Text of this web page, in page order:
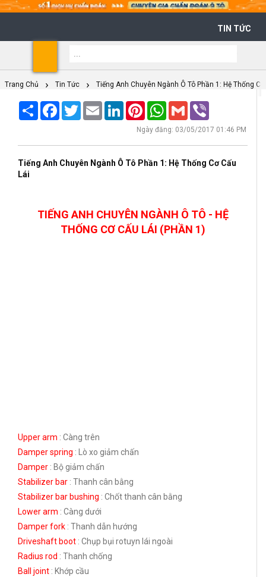
TIN TỨC
Trang Chủ Tin Tức Tiếng Anh Chuyên Ngành Ô Tô Phần 1: Hệ Thống
Share Facebook
TwitterEmail LinkedInPinterestWhatsApp
Gmail
Ngày đăng: 03/05/2017 01:46 PM
Tiếng Anh Chuyên Ngành Ô Tô Phần 1: Hệ Thống Cơ Cấu
Lái
TIẾNG ANH CHUYÊN NGÀNH Ô TÔ - HỆ
THỐNG CƠ CẤU LÁI (PHẦN 1)
Upper arm : Càng trên
Damper spring : Lò xo giảm chấn
Damper : Bộ giảm chấn
Stabilizer bar : Thanh cân bằng
Stabilizer bar bushing : Chốt thanh cân bằng
Lower arm : Càng dưới
Damper fork : Thanh dẫn hướng
Driveshaft boot : Chụp bụi rotuyn lái ngoài
Radius rod : Thanh chống
Ball joint : Khớp cầu